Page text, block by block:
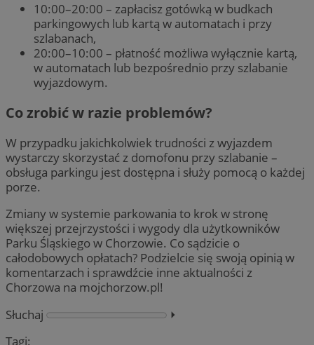
10:00–20:00 – zapłacisz gotówką w budkach
parkingowych lub kartą w automatach i przy
szlabanach,
20:00–10:00 – płatność możliwa wyłącznie kartą,
w automatach lub bezpośrednio przy szlabanie
wyjazdowym.
Co zrobić w razie problemów?
W przypadku jakichkolwiek trudności z wyjazdem
wystarczy skorzystać z domofonu przy szlabanie –
obsługa parkingu jest dostępna i służy pomocą o każdej
porze.
Zmiany w systemie parkowania to krok w stronę
większej przejrzystości i wygody dla użytkowników
Parku Śląskiego w Chorzowie. Co sądzicie o
całodobowych opłatach? Podzielcie się swoją opinią w
komentarzach i sprawdźcie inne aktualności z
Chorzowa na mojchorzow.pl!
Słuchaj
⏵︎
Tagi: